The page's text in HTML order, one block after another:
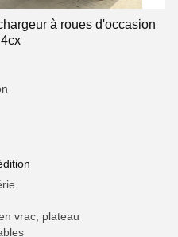
à roues d'occasion
vrac, plateau